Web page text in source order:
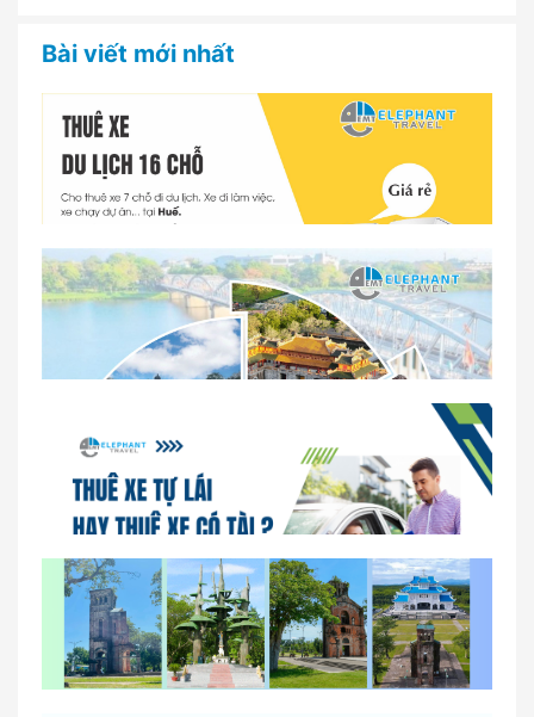
Bài viết mới nhất
Dịch vụ thuê xe 16 chỗ tại Huế 2026
So sánh thuê xe tự lái và thuê xe có tài xế tại Huế